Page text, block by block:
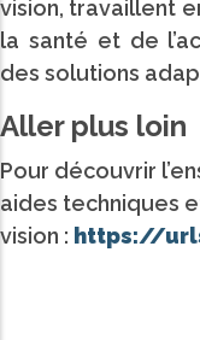
vision, travaillent
la santé et de
des solutions
Aller plus loin
Pour découvrir
aides techniques
vision : https://